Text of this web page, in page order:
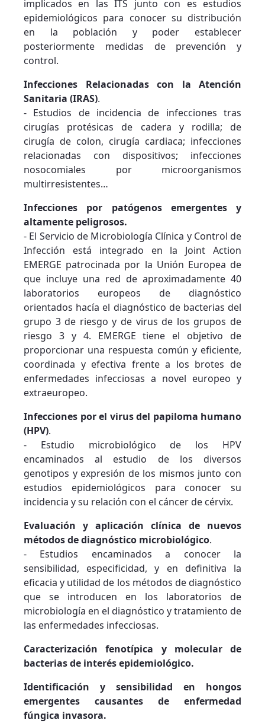
implicados en las ITS junto con es estudios
epidemiológicos para conocer su distribución
en la población y poder establecer
posteriormente medidas de prevención y
control.
Infecciones Relacionadas con la Atención
Sanitaria (IRAS).
- Estudios de incidencia de infecciones tras
cirugías protésicas de cadera y rodilla; de
cirugía de colon, cirugía cardiaca; infecciones
relacionadas con dispositivos; infecciones
nosocomiales por microorganismos
multirresistentes…
Infecciones por patógenos emergentes y
altamente peligrosos.
- El Servicio de Microbiología Clínica y Control de
Infección está integrado en la Joint Action
EMERGE patrocinada por la Unión Europea de
que incluye una red de aproximadamente 40
laboratorios europeos de diagnóstico
orientados hacía el diagnóstico de bacterias del
grupo 3 de riesgo y de virus de los grupos de
riesgo 3 y 4. EMERGE tiene el objetivo de
proporcionar una respuesta común y eficiente,
coordinada y efectiva frente a los brotes de
enfermedades infecciosas a novel europeo y
extraeuropeo.
Infecciones por el virus del papiloma humano
(HPV).
- Estudio microbiológico de los HPV
encaminados al estudio de los diversos
genotipos y expresión de los mismos junto con
estudios epidemiológicos para conocer su
incidencia y su relación con el cáncer de cérvix.
Evaluación y aplicación clínica de nuevos
métodos de diagnóstico microbiológico.
- Estudios encaminados a conocer la
sensibilidad, especificidad, y en definitiva la
eficacia y utilidad de los métodos de diagnóstico
que se introducen en los laboratorios de
microbiología en el diagnóstico y tratamiento de
las enfermedades infecciosas.
Caracterización fenotípica y molecular de
bacterias de interés epidemiológico.
Identificación y sensibilidad en hongos
emergentes causantes de enfermedad
fúngica invasora.